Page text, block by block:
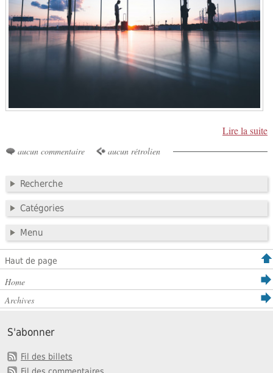
Lire la suite
aucun commentaire aucun rétrolien
Recherche
Catégories
Menu
Haut de page
Home
Archives
S'abonner
Fil des billets
Fil des commentaires